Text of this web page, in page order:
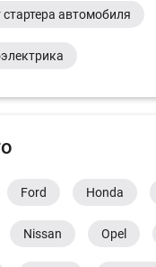
автомобиля
Ford Honda
Nissan Opel